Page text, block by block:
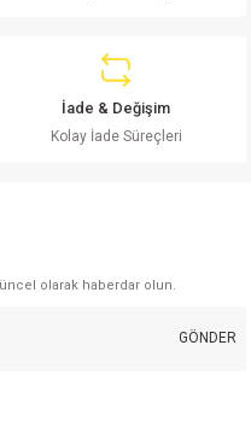
İade & Değişim
Kolay İade Süreçleri
olarak haberdar olun.
GÖNDER